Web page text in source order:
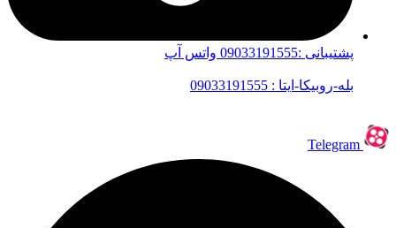
پشتیبانی :09033191555 واتس آپ
بله-روبیکا-ایتا : 09033191555
Telegram